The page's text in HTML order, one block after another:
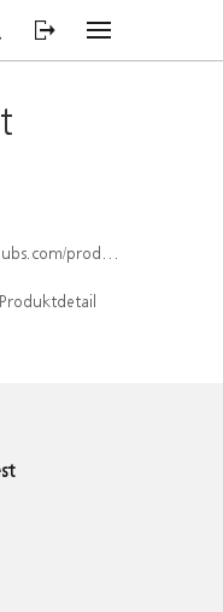
index/isin/CH1567048447
Produktdetail